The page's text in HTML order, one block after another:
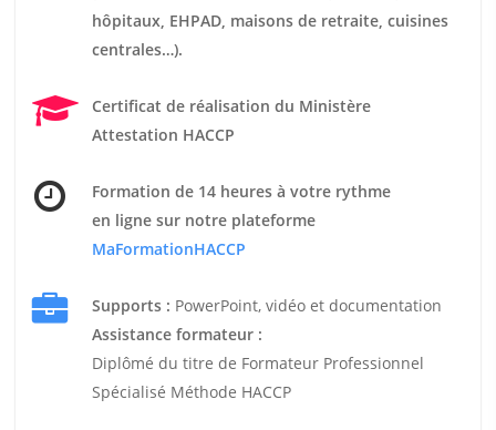
hôpitaux, EHPAD, maisons de retraite, cuisines
centrales…).
Certificat de réalisation du Ministère
Attestation HACCP
Formation de 14 heures à votre rythme
en ligne sur notre plateforme
MaFormationHACCP
Supports : PowerPoint, vidéo et documentation
Assistance formateur :
Diplômé du titre de Formateur Professionnel
Spécialisé Méthode HACCP